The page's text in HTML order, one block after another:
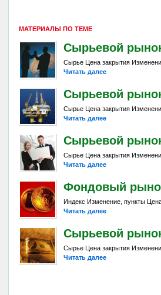
МАТЕРИАЛЫ ПО ТЕМЕ
Сырьевой
Сырье Цена закрытия
Читать далее
Сырьевой
Сырье Цена закрытия
Читать далее
Сырьевой
Сырье Цена закрытия
Читать далее
Фондовый
Индекс Изменение, пункты
Читать далее
Сырьевой
Сырье Цена закрытия
Читать далее